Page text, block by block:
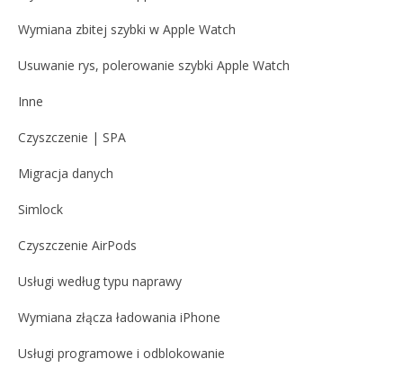
Wymiana zbitej szybki w Apple Watch
Usuwanie rys, polerowanie szybki Apple Watch
Inne
Czyszczenie | SPA
Migracja danych
Simlock
Czyszczenie AirPods
Usługi według typu naprawy
Wymiana złącza ładowania iPhone
Usługi programowe i odblokowanie